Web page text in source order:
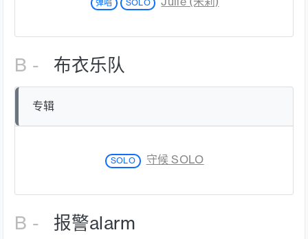
弹唱 SOLO
B - 布衣乐队
专辑
SOLO 守候 SOLO
B - 报警alarm